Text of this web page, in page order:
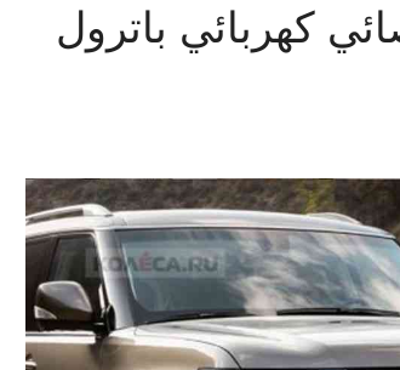
69622745 اخصائي كهربائي باترول